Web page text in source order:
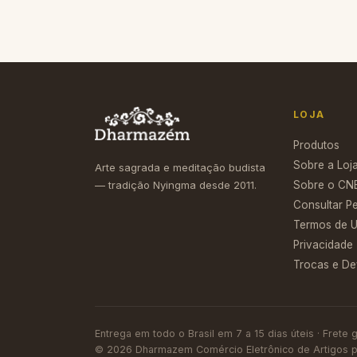
Arte sagrada e meditação budista
— tradição Nyingma desde 2011.
LOJA
Produtos
Sobre a Loja
Sobre o
Consultar
Termos de
Privacidade
Trocas e
Entrega em todo o Brasil em 7 a 15 dias úteis · Frete
© 2026 Dharmazem Comércio Eletrônico de Artigos